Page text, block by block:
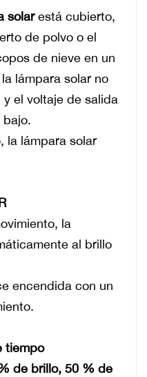
solarestá cubierto,
de polvo o el
de nieve en un
lámpara solar no
el voltaje de salida
bajo.
la lámpara solar
la
al brillo
encendida con un
tiempo
de brillo, 50 % de